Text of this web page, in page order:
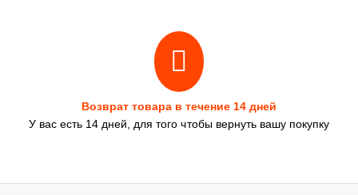
Возврат товара в течение 14 дней
У вас есть 14 дней, для того чтобы вернуть вашу покупку